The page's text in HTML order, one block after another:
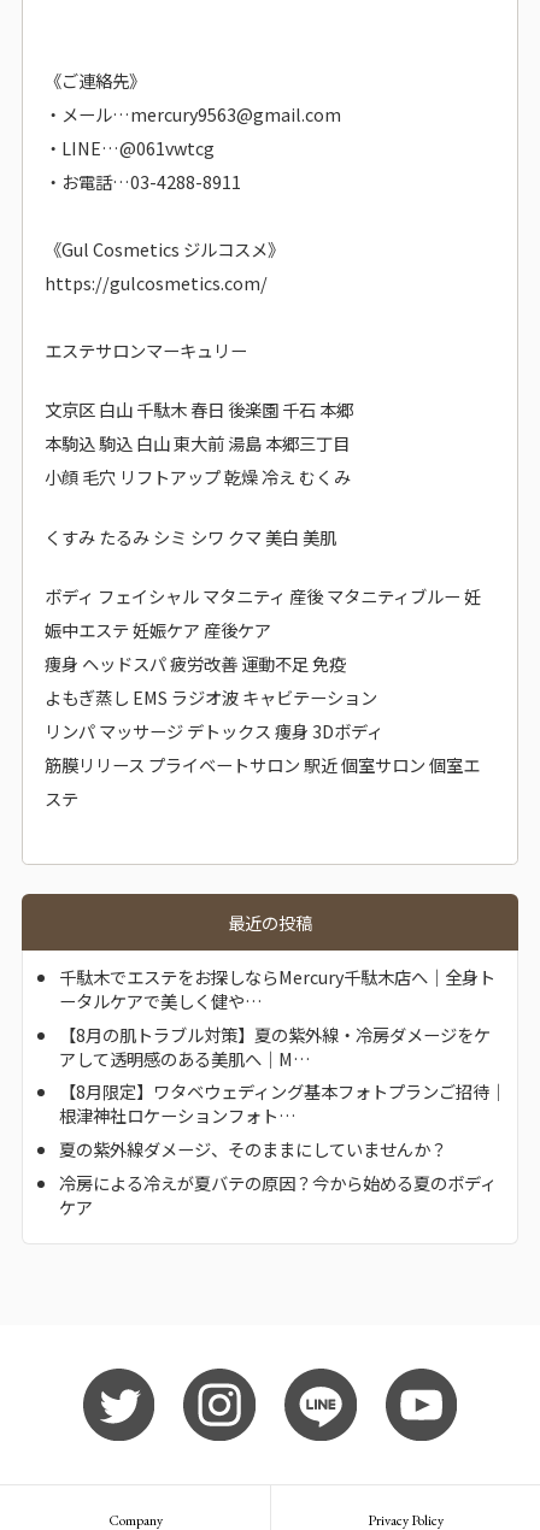
《ご連絡先》
・メール…mercury9563@gmail.com
・LINE…@061vwtcg
・お電話…03-4288-8911
《Gul Cosmetics ジルコスメ》
https://gulcosmetics.com/
エステサロンマーキュリー
文京区 白山 千駄木 春日 後楽園 千石 本郷
本駒込 駒込 白山 東大前 湯島 本郷三丁目
小顔 毛穴 リフトアップ 乾燥 冷え むくみ
くすみ たるみ シミ シワ クマ 美白 美肌
ボディ フェイシャル マタニティ 産後 マタニティブルー 妊
娠中エステ 妊娠ケア 産後ケア
痩身 ヘッドスパ 疲労改善 運動不足 免疫
よもぎ蒸し EMS ラジオ波 キャビテーション
リンパ マッサージ デトックス 痩身 3Dボディ
筋膜リリース プライベートサロン 駅近 個室サロン 個室エ
ステ
最近の投稿
千駄木でエステをお探しならMercury千駄木店へ｜全身ト
ータルケアで美しく健や…
【8月の肌トラブル対策】夏の紫外線・冷房ダメージをケ
アして透明感のある美肌へ｜M…
【8月限定】ワタベウェディング基本フォトプランご招待｜
根津神社ロケーションフォト…
夏の紫外線ダメージ、そのままにしていませんか？
冷房による冷えが夏バテの原因？今から始める夏のボディ
ケア
Company Privacy Policy